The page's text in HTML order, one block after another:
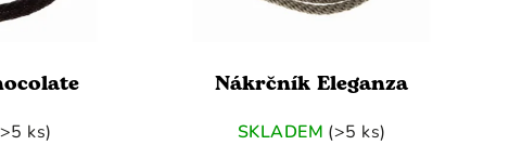
ks)
Nákrčník Eleganza
SKLADEM (>5 ks)